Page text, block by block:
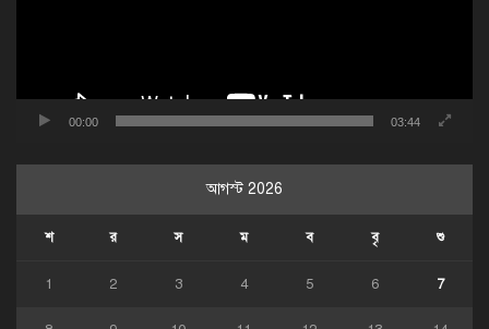
00:00 03:44
আগস্ট 2026
শ র স ম ব বৃ শু
1 2 3 4 5 6 7